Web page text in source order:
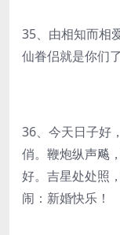
35、由相知而相
仙眷侣就是你们
36、今天日子好
俏。鞭炮纵声飚
好。吉星处处照
闹：新婚快乐！